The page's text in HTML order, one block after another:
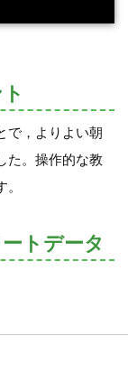
で，よりよい朝
た。操作的な教
トデータ